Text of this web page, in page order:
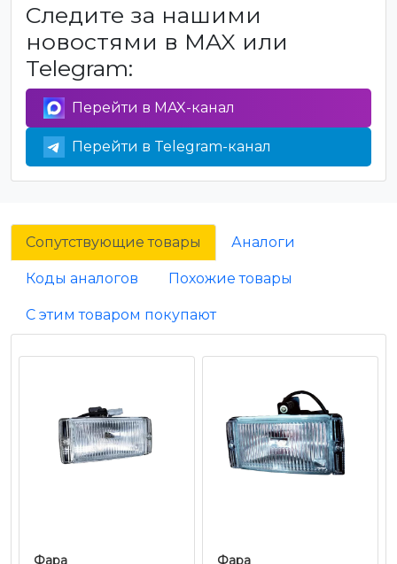
Следите за нашими
новостями в MAX или
Telegram:
Перейти в MAX-канал
Перейти в Telegram-канал
Сопутствующие товары Аналоги
Коды аналогов Похожие товары
С этим товаром покупают
Фара
Фара